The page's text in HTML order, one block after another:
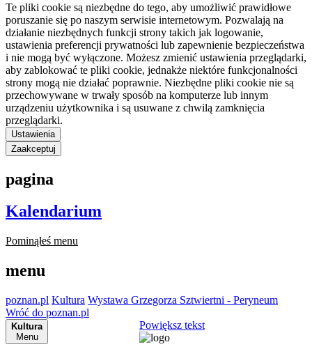
Te pliki cookie są niezbędne do tego, aby umożliwić prawidłowe
poruszanie się po naszym serwisie internetowym. Pozwalają na
działanie niezbędnych funkcji strony takich jak logowanie,
ustawienia preferencji prywatności lub zapewnienie bezpieczeństwa
i nie mogą być wyłączone. Możesz zmienić ustawienia przeglądarki,
aby zablokować te pliki cookie, jednakże niektóre funkcjonalności
strony mogą nie działać poprawnie. Niezbędne pliki cookie nie są
przechowywane w trwały sposób na komputerze lub innym
urządzeniu użytkownika i są usuwane z chwilą zamknięcia
przeglądarki.
Ustawienia
Zaakceptuj
pagina
Kalendarium
Pominąłeś menu
menu
poznan.pl Kultura Wystawa Grzegorza Sztwiertni - Peryneum
Wróć do poznan.pl
Kultura
Menu
Powiększ tekst